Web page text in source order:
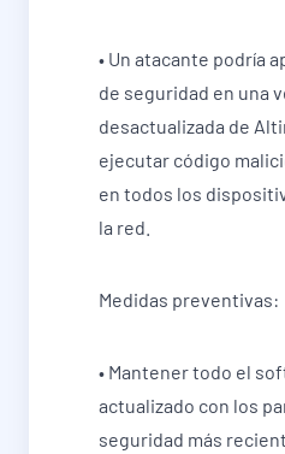
• Un atacante podría
de seguridad en una
desactualizada de
ejecutar código
en todos los
la red.
Medidas preventivas:
• Mantener todo el
actualizado con los
seguridad más